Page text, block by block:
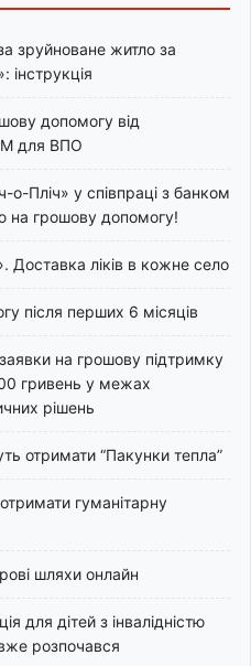
зруйноване житло за
інструкція
допомогу від
для ВПО
Пліч» у співпраці з банком
на грошову допомогу!
Доставка ліків в кожне село
після перших 6 місяців
на грошову підтримку
гривень у межах
рішень
отримати “Пакунки тепла”
гуманітарну
шляхи онлайн
для дітей з інвалідністю
розпочався